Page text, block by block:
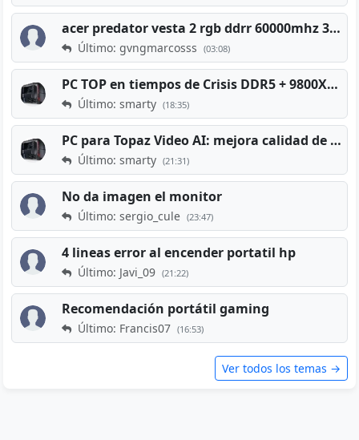
acer predator vesta 2 rgb ddrr 60000mhz 32gb x2 16gb
Último: gvngmarcosss (03:08)
PC TOP en tiempos de Crisis DDR5 + 9800X3D + RTX 5080 [2026][2400€]
Último: smarty (18:35)
PC para Topaz Video AI: mejora calidad de vídeos viejos
Último: smarty (21:31)
No da imagen el monitor
Último: sergio_cule (23:47)
4 lineas error al encender portatil hp
Último: Javi_09 (21:22)
Recomendación portátil gaming
Último: Francis07 (16:53)
Ver todos los temas →